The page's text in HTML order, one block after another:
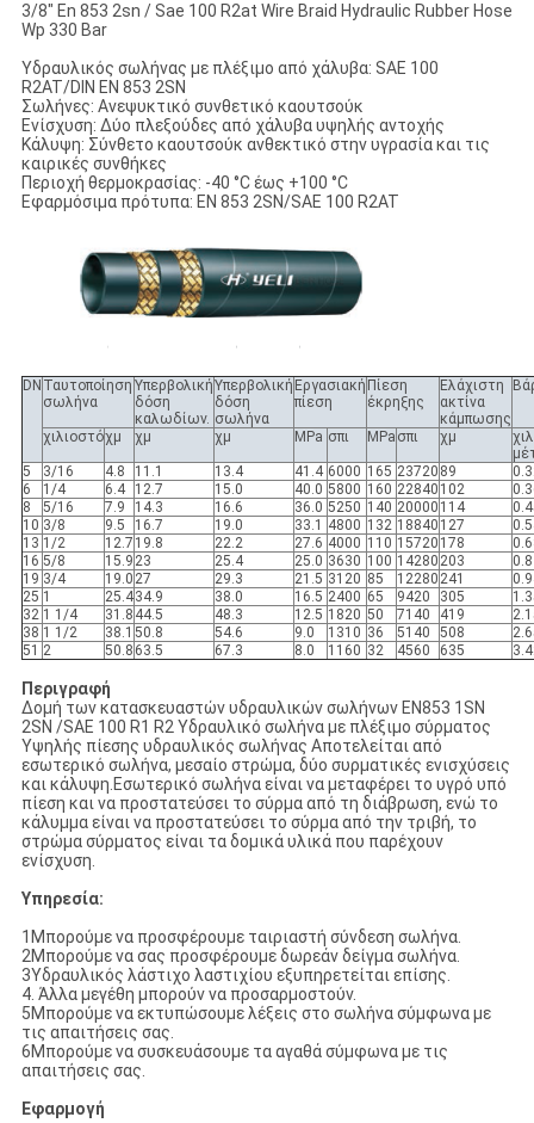
3/8" En 853 2sn / Sae 100 R2at Wire Braid Hydraulic Rubber Hose
Wp 330 Bar
Υδραυλικός σωλήνας με πλέξιμο από χάλυβα: SAE 100
R2AT/DIN EN 853 2SN
Σωλήνες: Ανεψυκτικό συνθετικό καουτσούκ
Ενίσχυση: Δύο πλεξούδες από χάλυβα υψηλής αντοχής
Κάλυψη: Σύνθετο καουτσούκ ανθεκτικό στην υγρασία και τις
καιρικές συνθήκες
Περιοχή θερμοκρασίας: -40 °C έως +100 °C
Εφαρμόσιμα πρότυπα: EN 853 2SN/SAE 100 R2AT
DN Ταυτοποίηση
σωλήνα
Υπερβολική
δόση
καλωδίων.
Υπερβολική
δόση
σωλήνα
Εργασιακή
πίεση
Πίεση
έκρηξης
Ελάχιστη
ακτίνα
κάμπωσης
χιλιοστόχμ χμ χμ MPa σπι MPa σπι χμ
5
3/16 4.8 11.1 13.4 41.4 6000 165 23720 89
6
1/4 6.4 12.7 15.0 40.0 5800 160 22840 102
8
5/16 7.9 14.3 16.6 36.0 5250 140 20000 114
10 3/8 9.5 16.7 19.0 33.1 4800 132 18840 127
13 1/2 12.7 19.8 22.2 27.6 4000 110 15720 178
16 5/8 15.9 23 25.4 25.0 3630 100 14280 203
0.8
19 3/4 19.0 27 29.3 21.5 3120 85 12280 241
25 1 25.434.9 38.0 16.5 2400 65 9420 305
32 1 1/4 31.8 44.5 48.3 12.5 1820 50 7140 419
38 1 1/2 38.1 50.8 54.6 9.0 1310 36 5140 508
51 2 50.8 63.5 67.3 8.0 1160 32 4560 635
Περιγραφή
Δομή των κατασκευαστών υδραυλικών σωλήνων EN853 1SN
2SN /SAE 100 R1 R2 Υδραυλικό σωλήνα με πλέξιμο σύρματος
Υψηλής πίεσης υδραυλικός σωλήνας Αποτελείται από
εσωτερικό σωλήνα, μεσαίο στρώμα, δύο συρματικές ενισχύσεις
και κάλυψη.Εσωτερικό σωλήνα είναι να μεταφέρει το υγρό υπό
πίεση και να προστατεύσει το σύρμα από τη διάβρωση, ενώ το
κάλυμμα είναι να προστατεύσει το σύρμα από την τριβή, το
στρώμα σύρματος είναι τα δομικά υλικά που παρέχουν
ενίσχυση.
Υπηρεσία:
1Μπορούμε να προσφέρουμε ταιριαστή σύνδεση σωλήνα.
2Μπορούμε να σας προσφέρουμε δωρεάν δείγμα σωλήνα.
3Υδραυλικός λάστιχο λαστιχίου εξυπηρετείται επίσης.
4. Άλλα μεγέθη μπορούν να προσαρμοστούν.
5Μπορούμε να εκτυπώσουμε λέξεις στο σωλήνα σύμφωνα με
τις απαιτήσεις σας.
6Μπορούμε να συσκευάσουμε τα αγαθά σύμφωνα με τις
απαιτήσεις σας.
Εφαρμογή